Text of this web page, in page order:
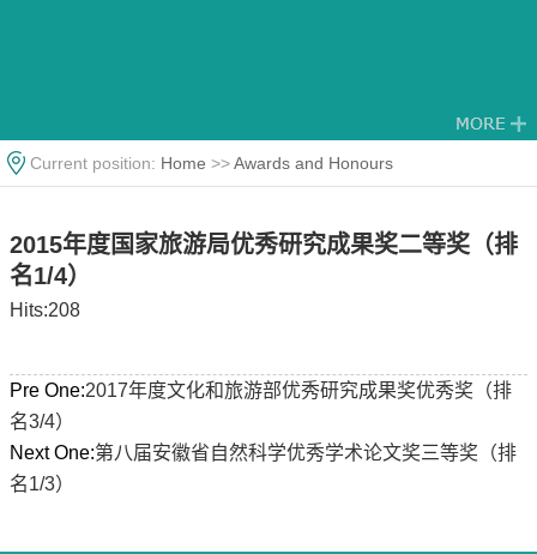
Current position: Home >>Awards and Honours
2015年度国家旅游局优秀研究成果奖二等奖（排
名1/4）
Hits:208
Pre One:2017年度文化和旅游部优秀研究成果奖优秀奖（排
名3/4）
Next One:第八届安徽省自然科学优秀学术论文奖三等奖（排
名1/3）